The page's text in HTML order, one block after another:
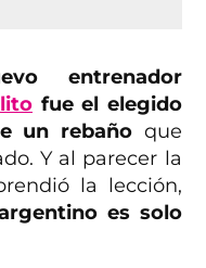
entrenador
fue el elegido
un rebaño que
Y al parecer la
la lección,
es solo